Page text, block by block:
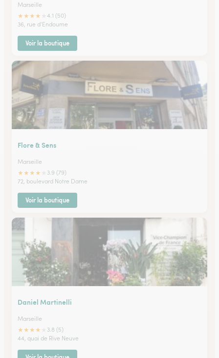
Marseille
★★★★
4.1 (50)
36, rue d'Endoume
Voir la boutique
Flore & Sens
Marseille
★★★★
3.9 (79)
72, boulevard Notre Dame
Voir la boutique
Daniel Martinelli
Marseille
★★★★
3.8 (5)
44, quai de Rive Neuve